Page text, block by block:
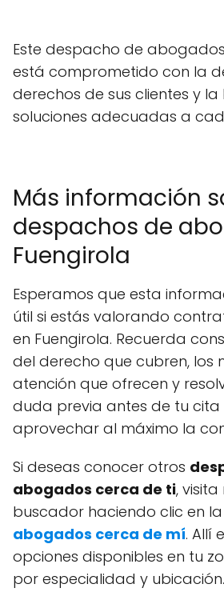
Este despacho de
está comprometido con la
derechos de sus clientes y
soluciones adecuadas a
Más información
despachos de
Fuengirola
Esperamos que esta
útil si estás valorando
en Fuengirola. Recuerda
del derecho que cubren, los
atención que ofrecen y
duda previa antes de tu
aprovechar al máximo la
Si deseas conocer otros
abogados cerca de ti,
buscador haciendo clic en
abogados cerca de mí. Allí
opciones disponibles en tu
por especialidad y ubicación.